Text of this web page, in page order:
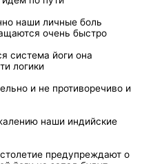
наши личные боль
очень быстро
система йоги она
логики
и не противоречиво и
наши индийские
предупреждают о